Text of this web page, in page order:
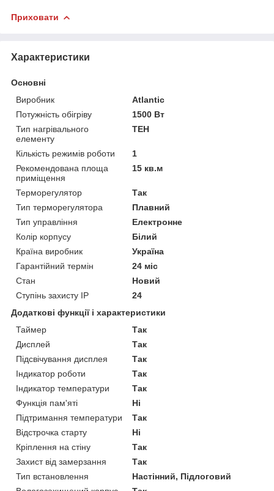
Приховати
Характеристики
Основні
Виробник
Atlantic
Потужність обігріву
1500 Вт
Тип нагрівального
елементу
ТЕН
Кількість режимів роботи
1
Рекомендована площа
приміщення
15 кв.м
Терморегулятор
Так
Тип терморегулятора
Плавний
Тип управління
Електронне
Колір корпусу
Білий
Країна виробник
Україна
Гарантійний термін
24 міс
Стан
Новий
Ступінь захисту IP
24
Додаткові функції і характеристики
Таймер
Так
Дисплей
Так
Підсвічування дисплея
Так
Індикатор роботи
Так
Індикатор температури
Так
Функція пам'яті
Ні
Підтримання температури
Так
Відстрочка старту
Ні
Кріплення на стіну
Так
Захист від замерзання
Так
Тип встановлення
Настінний, Підлоговий